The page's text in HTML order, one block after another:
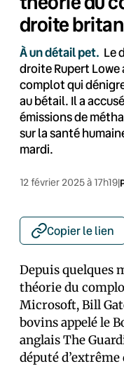
droite
À un détail pet. Le
droite Rupert
complot qui
au bétail. Il a
émissions de
sur la santé
mardi.
12 février 2025 à 17h19|
Copier le lien
Depuis quelques
théorie du
Microsoft, Bill
bovins appelé le
anglais The
député